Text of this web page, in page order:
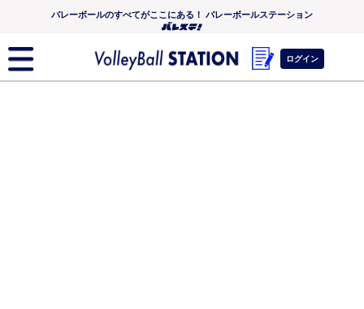
バレーボールのすべてがここにある！ バレーボールステーション
ログイン